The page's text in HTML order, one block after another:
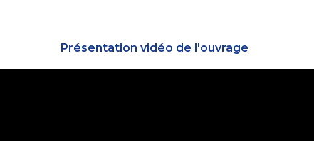
Présentation vidéo de l'ouvrage